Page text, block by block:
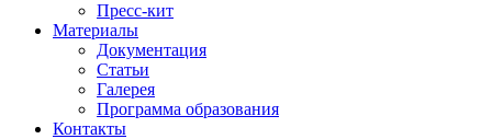
Пресс-кит
Материалы
Документация
Статьи
Галерея
Программа образования
Контакты